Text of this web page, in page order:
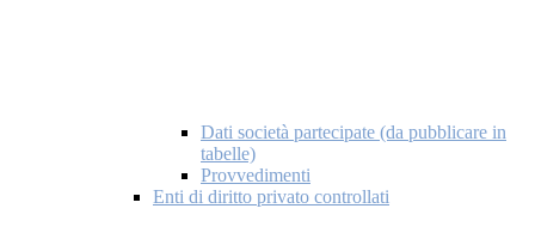
Dati società partecipate (da pubblicare in
tabelle)
Provvedimenti
Enti di diritto privato controllati